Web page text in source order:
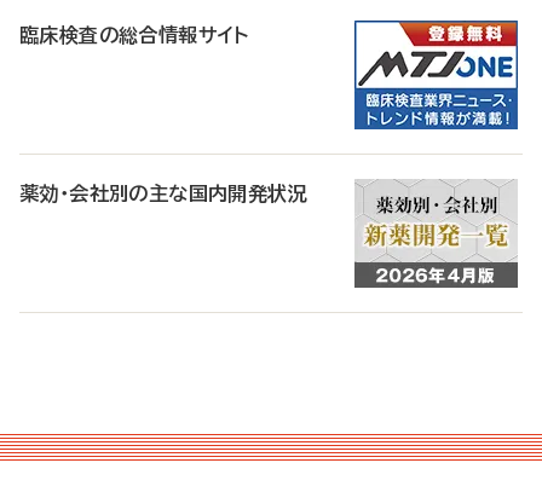
臨床検査の総合情報サイト
薬効・会社別の主な国内開発状況